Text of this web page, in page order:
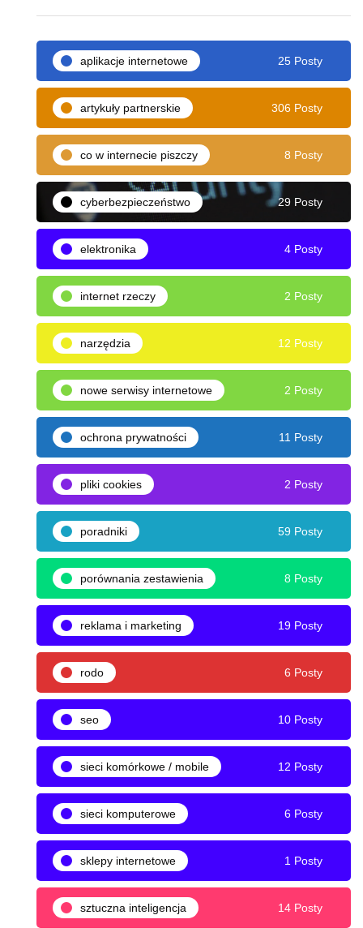
aplikacje internetowe 25 Posty
artykuły partnerskie 306 Posty
co w internecie piszczy 8 Posty
cyberbezpieczeństwo 29 Posty
elektronika 4 Posty
internet rzeczy 2 Posty
narzędzia 12 Posty
nowe serwisy internetowe 2 Posty
ochrona prywatności 11 Posty
pliki cookies 2 Posty
poradniki 59 Posty
porównania zestawienia 8 Posty
reklama i marketing 19 Posty
rodo 6 Posty
seo 10 Posty
sieci komórkowe / mobile 12 Posty
sieci komputerowe 6 Posty
sklepy internetowe 1 Posty
sztuczna inteligencja 14 Posty